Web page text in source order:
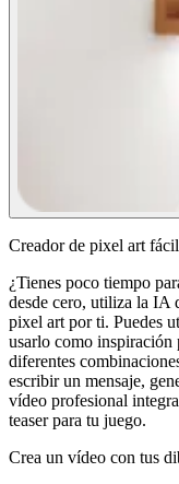
Creador de pixel art
¿Tienes poco tiempo
desde cero, utiliza la IA
pixel art por ti. Puedes
usarlo como inspiración
diferentes
escribir un mensaje,
vídeo profesional
teaser para tu juego.
Crea un vídeo con tus